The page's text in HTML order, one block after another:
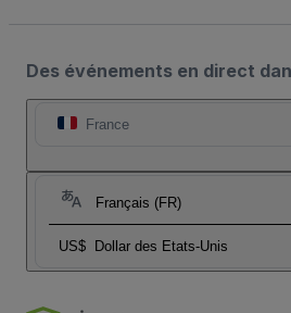
Des événements en direct
France
Français (FR)
US$ Dollar des Etats-Unis